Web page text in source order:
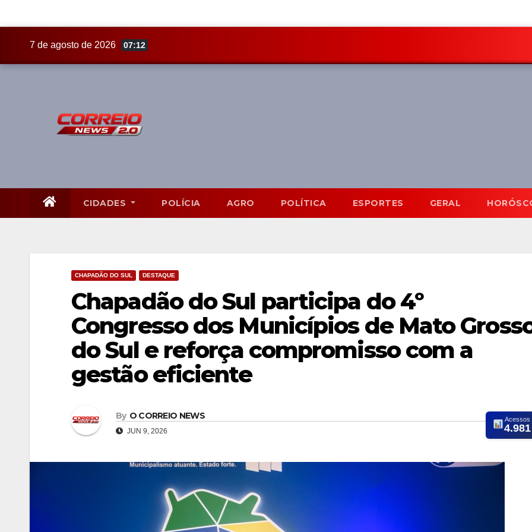
7 de agosto de 2026 07:12
CIDADES POLÍCIA AGRO POLÍTICA ESPORTES GERAL
CHAPADÃO DO SUL DESTAQUE
Chapadão do Sul participa do 4º
Congresso dos Municípios de Mato
do Sul e reforça compromisso com a
gestão eficiente
By O CORREIO NEWS
JUN 9, 2026
Acessos
4.981